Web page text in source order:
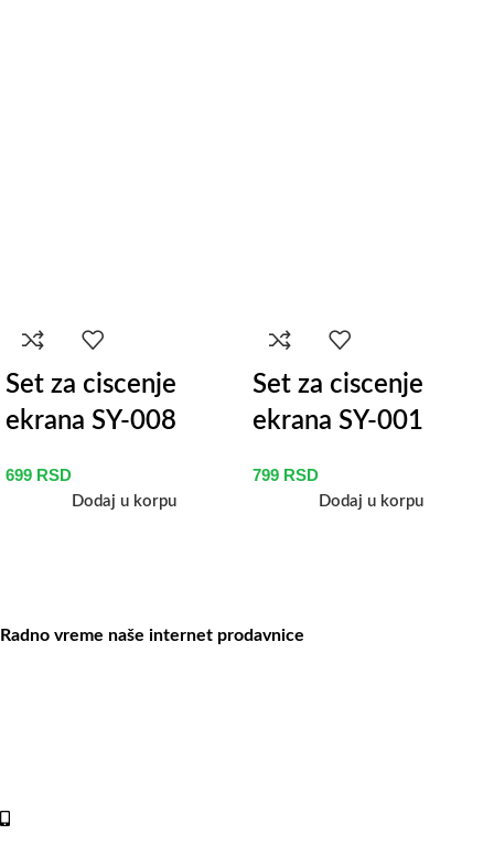
Set za ciscenje
ekrana SY-008
699 RSD
Dodaj u korpu
Set za ciscenje
ekrana SY-001
799 RSD
Dodaj u korpu
Radno vreme naše internet prodavnice
+381 (69) 767-202